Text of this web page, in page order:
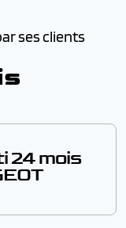
ses clients
24 mois
chez AutoJM,